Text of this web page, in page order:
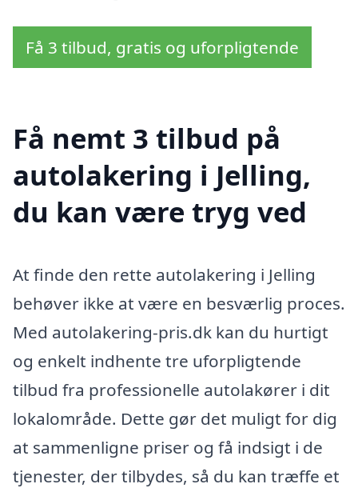
Få 3 tilbud, gratis og uforpligtende
Få nemt 3 tilbud på
autolakering i Jelling,
du kan være tryg ved
At finde den rette autolakering i Jelling
behøver ikke at være en besværlig proces.
Med autolakering-pris.dk kan du hurtigt
og enkelt indhente tre uforpligtende
tilbud fra professionelle autolakører i dit
lokalområde. Dette gør det muligt for dig
at sammenligne priser og få indsigt i de
tjenester, der tilbydes, så du kan træffe et